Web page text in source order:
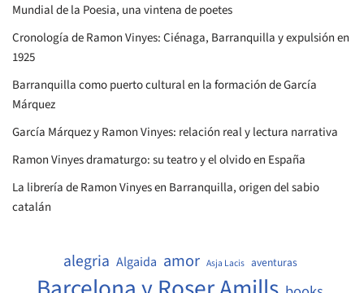
Mundial de la Poesia, una vintena de poetes
Cronología de Ramon Vinyes: Ciénaga, Barranquilla y expulsión en
1925
Barranquilla como puerto cultural en la formación de García
Márquez
García Márquez y Ramon Vinyes: relación real y lectura narrativa
Ramon Vinyes dramaturgo: su teatro y el olvido en España
La librería de Ramon Vinyes en Barranquilla, origen del sabio
catalán
alegria Algaida amor Asja Lacis aventuras